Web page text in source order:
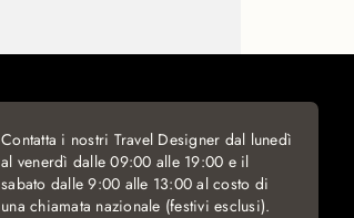
Contatta i nostri Travel Designer dal lunedì
al venerdì dalle 09:00 alle 19:00 e il
sabato dalle 9:00 alle 13:00 al costo di
una chiamata nazionale (festivi esclusi).